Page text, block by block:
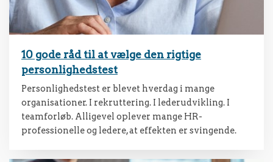
10 gode råd til at vælge den rigtige
personlighedstest
Personlighedstest er blevet hverdag i mange
organisationer. I rekruttering. I lederudvikling. I
teamforløb. Alligevel oplever mange HR-
professionelle og ledere, at effekten er svingende.